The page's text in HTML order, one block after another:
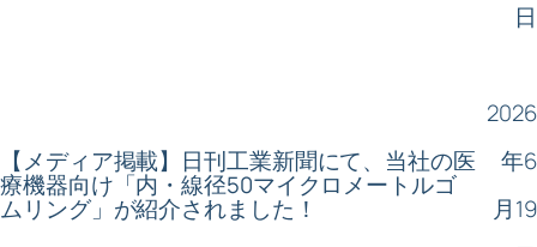
日
【メディア掲載】日刊工業新聞にて、当社の医
療機器向け「内・線径50マイクロメートルゴ
ムリング」が紹介されました！
2026
年6
月19